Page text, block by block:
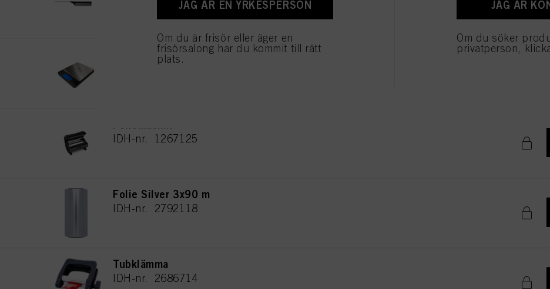
Digital våg
IDH-nr. 2691133
IDH-nr. 1267125
Folie Silver 3x90 m
IDH-nr. 2792118
Tubklämma
IDH-nr. 2686714
JAG ÄR EN YRKESPERSON
Om du är frisör eller äger en
frisörsalong har du kommit till rätt
plats.
JAG ÄR
Om du söker
privatperson,